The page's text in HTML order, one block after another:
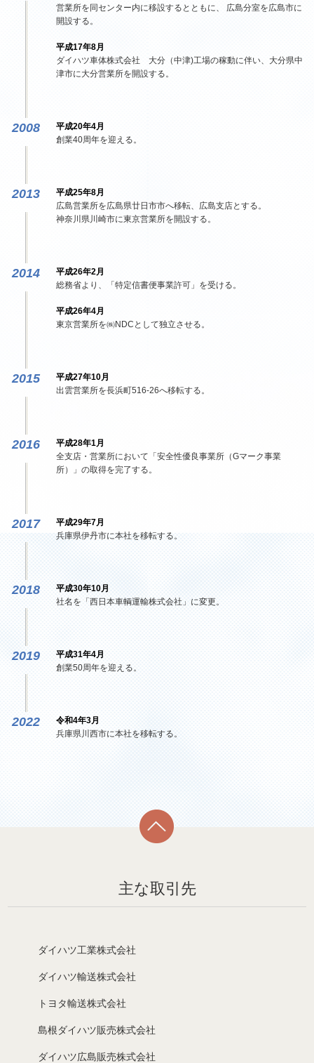
営業所を同センター内に移設するとともに、 広島分室を広島市に
開設する。
平成17年8月
ダイハツ車体株式会社 大分（中津)工場の稼動に伴い、大分県中
津市に大分営業所を開設する。
2008
平成20年4月
創業40周年を迎える。
2013
平成25年8月
広島営業所を広島県廿日市市へ移転、広島支店とする。
神奈川県川崎市に東京営業所を開設する。
2014
平成26年2月
総務省より、「特定信書便事業許可」を受ける。
平成26年4月
東京営業所を㈱NDCとして独立させる。
2015
平成27年10月
出雲営業所を長浜町516-26へ移転する。
2016
平成28年1月
全支店・営業所において「安全性優良事業所（Gマーク事業
所）」の取得を完了する。
2017
平成29年7月
兵庫県伊丹市に本社を移転する。
2018
平成30年10月
社名を「西日本車輌運輸株式会社」に変更。
2019
平成31年4月
創業50周年を迎える。
2022
令和4年3月
兵庫県川西市に本社を移転する。
主な取引先
ダイハツ工業株式会社
ダイハツ輸送株式会社
トヨタ輸送株式会社
島根ダイハツ販売株式会社
ダイハツ広島販売株式会社